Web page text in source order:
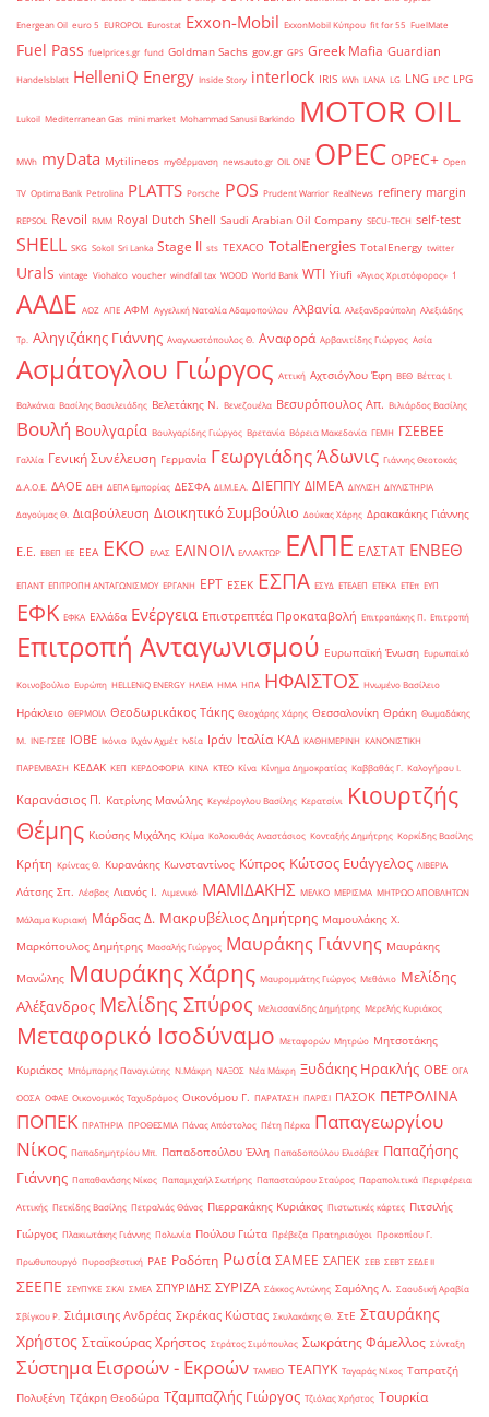
Energean Oil euro 5 EUROPOL Eurostat Exxon-Mobil ExxonMobil Κύπρου fit for 55 FuelMate
Fuel Pass fuelprices.gr fund Goldman Sachs gov.gr GPS Greek Mafia Guardian
Handelsblatt HelleniQ Energy Inside Story interlock IRIS kWh LANA LG LNG LPC LPG
Lukoil Mediterranean Gas mini market Mohammad Sanusi Barkindo MOTOR OIL
MWh myData Mytilineos myΘέρμανση newsauto.gr OIL ONE OPEC OPEC+ Open
TV Optima Bank Petrolina PLATTS Porsche POS Prudent Warrior RealNews refinery margin
REPSOL Revoil RMM Royal Dutch Shell Saudi Arabian Oil Company SECU-TECH self-test
SHELL SKG Sokol Sri Lanka Stage II sts TEXACO TotalEnergies TotalEnergy twitter
Urals vintage Viohalco voucher windfall tax WOOD World Bank WTI Yiufi «Άγιος Χριστόφορος» ΄1
ΑΑΔΕ ΑΟΖ ΑΠΕ ΑΦΜ Αγγελική Ναταλία Αδαμοπούλου Αλβανία Αλεξανδρούπολη Αλεξιάδης
Τρ. Αληγιζάκης Γιάννης Αναγνωστόπουλος Θ. Αναφορά Αρβανιτίδης Γιώργος Ασία
Ασμάτογλου Γιώργος Αττική Αχτσιόγλου Έφη ΒΕΘ Βέττας Ι.
Βαλκάνια Βασίλης Βασιλειάδης Βελετάκης Ν. Βενεζουέλα Βεσυρόπουλος Απ. Βιλιάρδος Βασίλης
Βουλή Βουλγαρία Βουλγαρίδης Γιώργος Βρετανία Βόρεια Μακεδονία ΓΕΜΗ ΓΣΕΒΕΕ
Γαλλία Γενική Συνέλευση Γερμανία Γεωργιάδης Άδωνις Γιάννης Θεοτοκάς
Δ.Α.Ο.Ε. ΔΑΟΕ ΔΕΗ ΔΕΠΑ Εμπορίας ΔΕΣΦΑ ΔΙ.Μ.Ε.Α. ΔΙΕΠΠΥ ΔΙΜΕΑ ΔΙΥΛΙΣΗ ΔΙΥΛΙΣΤΗΡΙΑ
Δαγούμας Θ. Διαβούλευση Διοικητικό Συμβούλιο Δούκας Χάρης Δρακακάκης Γιάννης
Ε.Ε. ΕΒΕΠ ΕΕ ΕΕΑ ΕΚΟ ΕΛΑΣ ΕΛΙΝΟΙΛ ΕΛΛΑΚΤΩΡ ΕΛΠΕ ΕΛΣΤΑΤ ΕΝΒΕΘ
ΕΠΑΝΤ ΕΠΙΤΡΟΠΗ ΑΝΤΑΓΩΝΙΣΜΟΥ ΕΡΓΑΝΗ ΕΡΤ ΕΣΕΚ ΕΣΠΑ ΕΣΥΔ ΕΤΕΑΕΠ ΕΤΕΚΑ ΕΤΕπ ΕΥΠ
ΕΦΚ ΕΦΚΑ Ελλάδα Ενέργεια Επιστρεπτέα Προκαταβολή Επιτροπάκης Π. Επιτροπή
Επιτροπή Ανταγωνισμού Ευρωπαϊκή Ένωση Ευρωπαϊκό
Κοινοβούλιο Ευρώπη ΗELLENiQ ENERGY ΗΛΕΙΑ ΗΜΑ ΗΠΑ ΗΦΑΙΣΤΟΣ Ηνωμένο Βασίλειο
Ηράκλειο ΘΕΡΜΟΙΛ Θεοδωρικάκος Τάκης Θεοχάρης Χάρης Θεσσαλονίκη Θράκη Θωμαδάκης
Μ. ΙΝΕ-ΓΣΕΕ ΙΟΒΕ Ικόνιο Ιλχάν Αχμέτ Ινδία Ιράν Ιταλία ΚΑΔ ΚΑΘΗΜΕΡΙΝΗ ΚΑΝΟΝΙΣΤΙΚΗ
ΠΑΡΕΜΒΑΣΗ ΚΕΔΑΚ ΚΕΠ ΚΕΡΔΟΦΟΡΙΑ ΚΙΝΑ ΚΤΕΟ Κίνα Κίνημα Δημοκρατίας Καββαθάς Γ. Καλογήρου Ι.
Καρανάσιος Π. Κατρίνης Μανώλης Κεγκέρογλου Βασίλης Κερατσίνι
Κιουρτζής
Θέμης Κιούσης Μιχάλης Κλίμα Κολοκυθάς Αναστάσιος Κονταξής Δημήτρης Κορκίδης Βασίλης
Κρήτη Κρίντας Θ. Κυρανάκης Κωνσταντίνος Κύπρος Κώτσος Ευάγγελος ΛΙΒΕΡΙΑ
Λάτσης Σπ. Λέσβος Λιανός Ι. Λιμενικό ΜΑΜΙΔΑΚΗΣ ΜΕΛΚΟ ΜΕΡΙΣΜΑ ΜΗΤΡΩΟ ΑΠΟΒΛΗΤΩΝ
Μάλαμα Κυριακή Μάρδας Δ. Μακρυβέλιος Δημήτρης Μαμουλάκης Χ.
Μαρκόπουλος Δημήτρης Μασαλής Γιώργος Μαυράκης Γιάννης Μαυράκης
Μανώλης Μαυράκης Χάρης Μαυρομμάτης Γιώργος Μεθάνιο Μελίδης
Αλέξανδρος Μελίδης Σπύρος Μελισσανίδης Δημήτρης Μερελής Κυριάκος
Μεταφορικό Ισοδύναμο Μεταφορών Μητρώο Μητσοτάκης
Κυριάκος Μπόμπορης Παναγιώτης Ν.Μάκρη ΝΑΞΟΣ Νέα Μάκρη Ξυδάκης Ηρακλής ΟΒΕ ΟΓΑ
ΟΟΣΑ ΟΦΑΕ Οικονομικός Ταχυδρόμος Οικονόμου Γ. ΠΑΡΑΤΑΣΗ ΠΑΡΙΣΙ ΠΑΣΟΚ ΠΕΤΡΟΛΙΝΑ
ΠΟΠΕΚ ΠΡΑΤΗΡΙΑ ΠΡΟΘΕΣΜΙΑ Πάνας Απόστολος Πέτη Πέρκα Παπαγεωργίου
Νίκος Παπαδημητρίου Μπ. Παπαδοπούλου Έλλη Παπαδοπούλου Ελισάβετ Παπαζήσης
Γιάννης Παπαθανάσης Νίκος Παπαμιχαήλ Σωτήρης Παπασταύρου Σταύρος Παραπολιτικά Περιφέρεια
Αττικής Πετκίδης Βασίλης Πετραλιάς Θάνος Πιερρακάκης Κυριάκος Πιστωτικές κάρτες Πιτσιλής
Γιώργος Πλακιωτάκης Γιάννης Πολωνία Πούλου Γιώτα Πρέβεζα Πρατηριούχοι Προκοπίου Γ.
Πρωθυπουργό Πυροσβεστική ΡΑΕ Ροδόπη Ρωσία ΣΑΜΕΕ ΣΑΠΕΚ ΣΕΒ ΣΕΒΤ ΣΕΔΕ ΙΙ
ΣΕΕΠΕ ΣΕΥΠΥΚΕ ΣΚΑΙ ΣΜΕΑ ΣΠΥΡΙΔΗΣ ΣΥΡΙΖΑ Σάκκος Αντώνης Σαμόλης Λ. Σαουδική Αραβία
Σβίγκου Ρ. Σιάμισιης Ανδρέας Σκρέκας Κώστας Σκυλακάκης Θ. ΣτΕ Σταυράκης
Χρήστος Σταϊκούρας Χρήστος Στράτος Σιμόπουλος Σωκράτης Φάμελλος Σύνταξη
Σύστημα Εισροών - Εκροών ΤΑΜΕΙΟ ΤΕΑΠΥΚ Ταγαράς Νίκος Ταπρατζή
Πολυξένη Τζάκρη Θεοδώρα Τζαμπαζλής Γιώργος Τζιόλας Χρήστος Τουρκία